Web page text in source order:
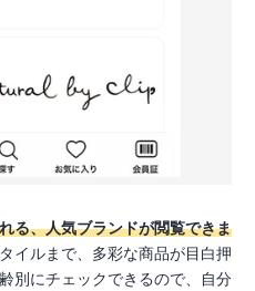
る、人気ブランドが閲覧できま
イルまで、多彩な商品が目白押
別にチェックできるので、自分